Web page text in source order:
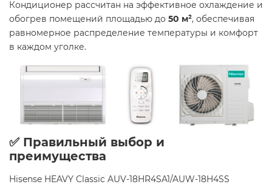
Кондиционер рассчитан на эффективное охлаждение и
обогрев помещений площадью до 50 м², обеспечивая
равномерное распределение температуры и комфорт
в каждом уголке.
✅ Правильный выбор и
преимущества
Hisense HEAVY Classic AUV-18HR4SA1/AUW-18H4SS